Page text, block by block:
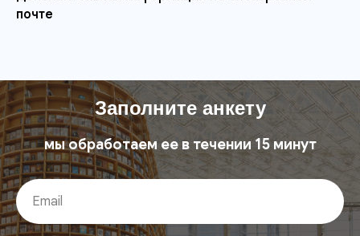
почте
Заполните анкету
мы обработаем ее в течении 15 минут